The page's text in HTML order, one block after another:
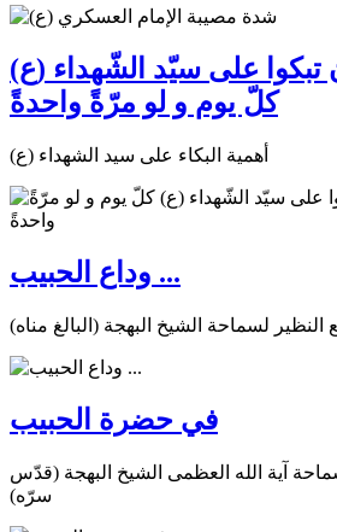
تبكوا على سيّد الشّهداء (ع)
كلّ يوم و لو مرّةً واحدةً
أهمية البكاء على سيد الشهداء (ع)
وداع الحبيب ...
لسماحة الشيخ البهجة (البالغ مناه)
في حضرة الحبيب
آية الله العظمى الشيخ البهجة (قدّس
سرّه)